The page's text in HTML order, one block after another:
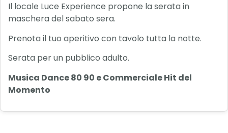
Il locale Luce Experience propone la serata in
maschera del sabato sera.
Prenota il tuo aperitivo con tavolo tutta la notte.
Serata per un pubblico adulto.
Musica Dance 80 90 e Commerciale Hit del
Momento